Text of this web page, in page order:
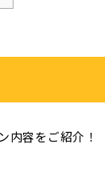
内容をご紹介！